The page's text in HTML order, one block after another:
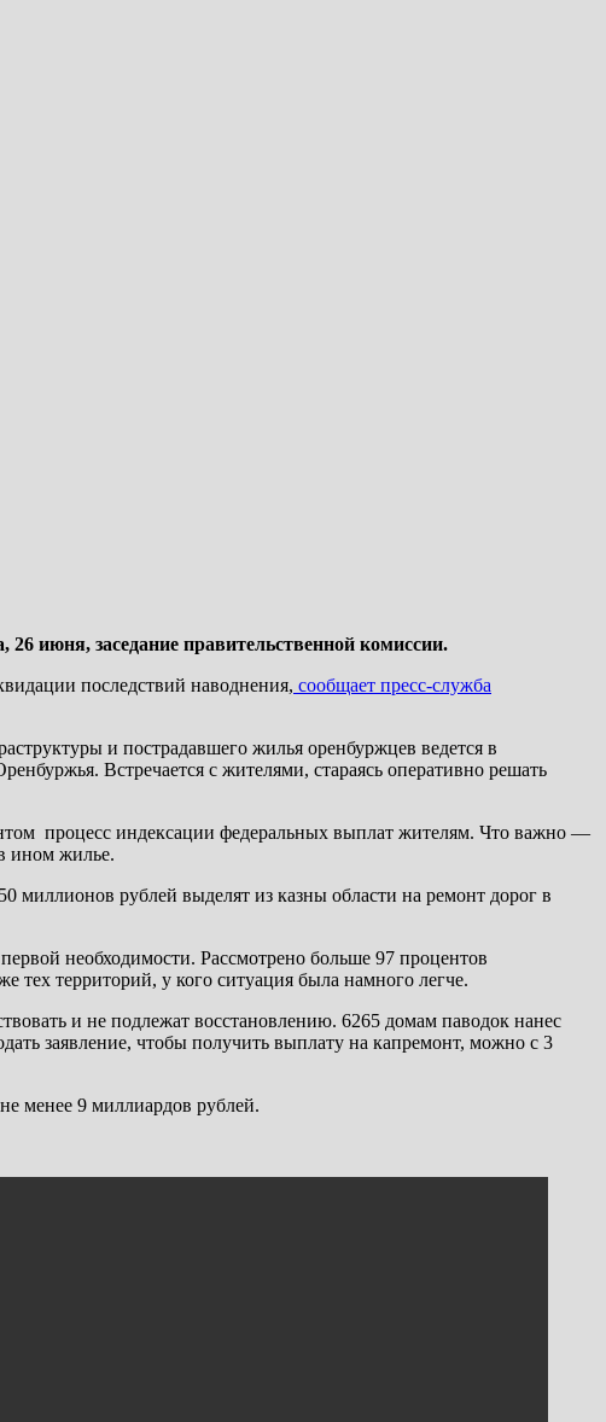
июня, заседание правительственной комиссии.
последствий наводнения, сообщает пресс-служба
и пострадавшего жилья оренбуржцев ведется в
Встречается с жителями, стараясь оперативно решать
процесс индексации федеральных выплат жителям. Что важно —
ином жилье.
миллионов рублей выделят из казны области на ремонт дорог в
необходимости. Рассмотрено больше 97 процентов
территорий, у кого ситуация была намного легче.
и не подлежат восстановлению. 6265 домам паводок нанес
заявление, чтобы получить выплату на капремонт, можно с 3
менее 9 миллиардов рублей.